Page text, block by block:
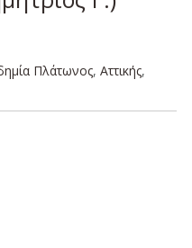
Πλάτωνος, Aττικής,